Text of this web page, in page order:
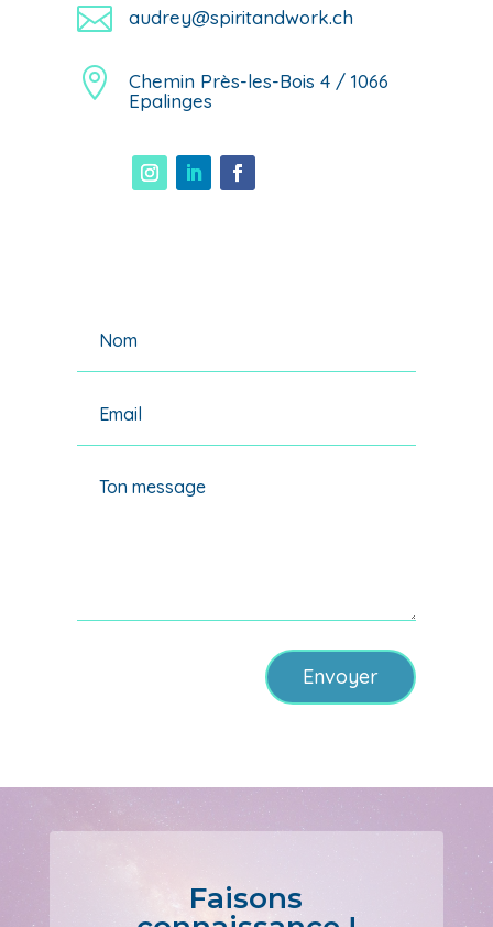
 audrey@spiritandwork.ch

Chemin Près-les-Bois 4 / 1066
Epalinges
Envoyer
Faisons